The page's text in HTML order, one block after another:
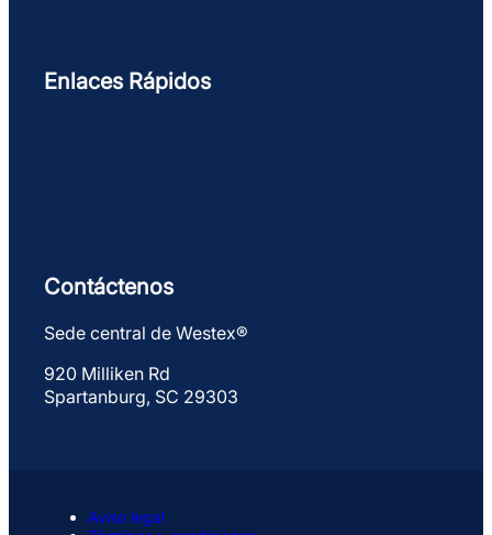
Enlaces Rápidos
Contáctenos
Sede central de Westex®
920 Milliken Rd
Spartanburg, SC 29303
Aviso legal